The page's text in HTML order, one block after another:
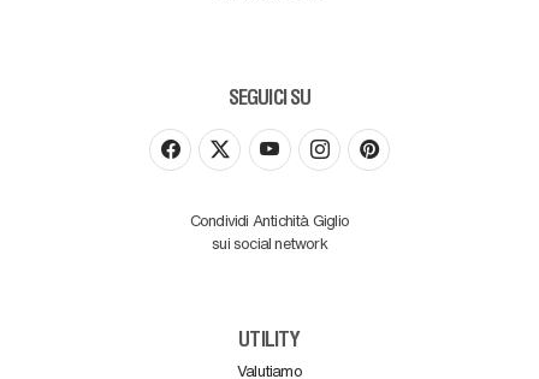
SEGUICI SU
Condividi Antichità Giglio
sui social network
UTILITY
Valutiamo